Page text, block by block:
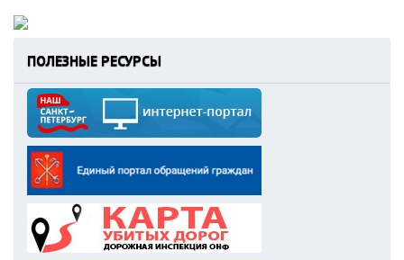
ПОЛЕЗНЫЕ РЕСУРСЫ